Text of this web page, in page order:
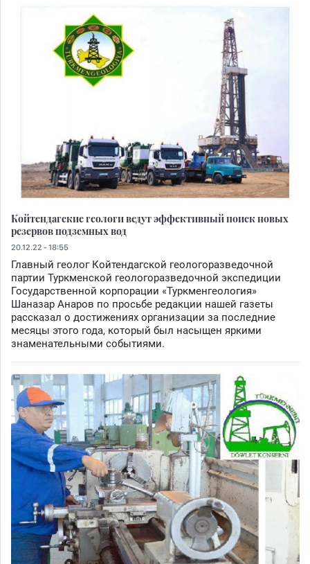
Койтендагские геологи ведут эффективный поиск новых
резервов подземных вод
20.12.22 - 18:55
Главный геолог Койтендагской геологоразведочной
партии Туркменской геологоразведочной экспедиции
Государственной корпорации «Туркменгеология»
Шаназар Анаров по просьбе редакции нашей газеты
рассказал о достижениях организации за последние
месяцы этого года, который был насыщен яркими
знаменательными событиями.